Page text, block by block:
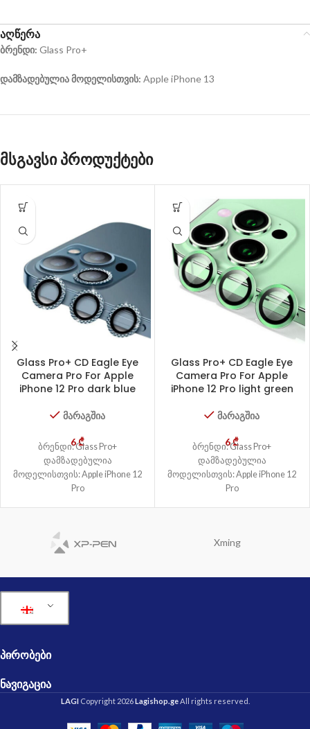
აღწერა
ბრენდი: Glass Pro+
დამზადებულია მოდელისთვის: Apple iPhone 13
მსგავსი პროდუქტები
Glass Pro+ CD Eagle Eye
Camera Pro For Apple
iPhone 12 Pro dark blue
მარაგშია
6₾
ბრენდი: Glass Pro+
დამზადებულია
მოდელისთვის: Apple iPhone 12
Pro
Glass Pro+ CD Eagle Eye
Camera Pro For Apple
iPhone 12 Pro light green
მარაგშია
6₾
ბრენდი: Glass Pro+
დამზადებულია
მოდელისთვის: Apple iPhone 12
Pro
Xming
ᲞᲘᲠᲝᲑᲔᲑᲘ
ᲜᲐᲕᲘᲒᲐᲪᲘᲐ
LAGI Copyright 2026Lagishop.geAll rights reserved.